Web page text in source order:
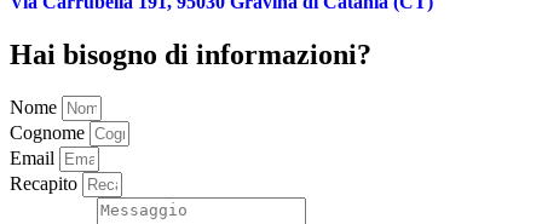
Hai bisogno di informazioni?
Nome
Cognome
Email
Recapito